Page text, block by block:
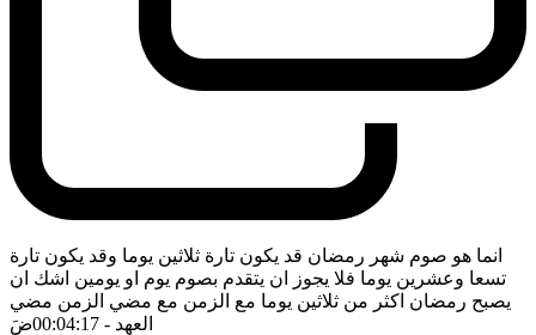
انما هو صوم شهر رمضان قد يكون تارة ثلاثين يوما وقد يكون تارة
تسعا وعشرين يوما فلا يجوز ان يتقدم بصوم يوم او يومين اشك ان
يصبح رمضان اكثر من ثلاثين يوما مع الزمن مع مضي الزمن مضي
العهد - 00:04:17 ضَ